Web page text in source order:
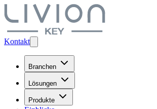
Kontakt
Branchen
Lösungen
Produkte